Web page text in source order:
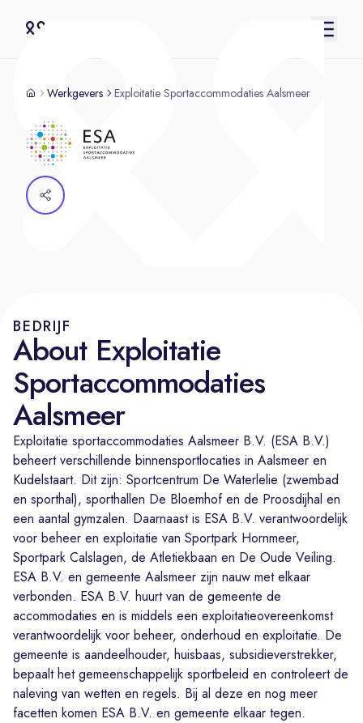
Werkgevers Exploitatie Sportaccommodaties Aalsmeer
BEDRIJF
About Exploitatie
Sportaccommodaties
Aalsmeer
Exploitatie sportaccommodaties Aalsmeer B.V. (ESA B.V.)
beheert verschillende binnensportlocaties in Aalsmeer en
Kudelstaart. Dit zijn: Sportcentrum De Waterlelie (zwembad
en sporthal), sporthallen De Bloemhof en de Proosdijhal en
een aantal gymzalen. Daarnaast is ESA B.V. verantwoordelijk
voor beheer en exploitatie van Sportpark Hornmeer,
Sportpark Calslagen, de Atletiekbaan en De Oude Veiling.
ESA B.V. en gemeente Aalsmeer zijn nauw met elkaar
verbonden. ESA B.V. huurt van de gemeente de
accommodaties en is middels een exploitatieovereenkomst
verantwoordelijk voor beheer, onderhoud en exploitatie. De
gemeente is aandeelhouder, huisbaas, subsidieverstrekker,
bepaalt het gemeenschappelijk sportbeleid en controleert de
naleving van wetten en regels. Bij al deze en nog meer
facetten komen ESA B.V. en gemeente elkaar tegen.